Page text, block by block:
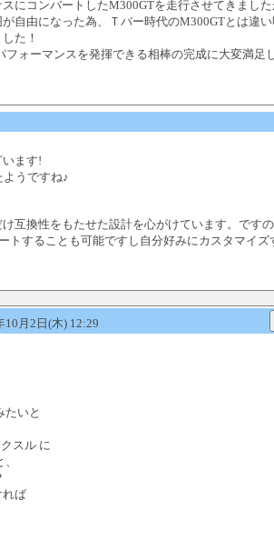
にコンバートしたM300GTを走行させてきました
自由になった為、Ｔバー時代のM300GTとは違
た！
ォーマンスを発揮できる相棒の完成に大変満足
ます!
うですね♪
互換性をもたせた設計を心がけています。です
トすることも可能ですし自分好みにカスタマイズ
月2日(木) 12:29
たいと
スル に
れば